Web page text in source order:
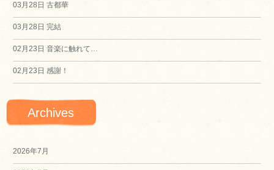
ン
03月28日 古都華
03月28日 完結
02月23日 音楽に触れて…
02月23日 感謝！
Archives
2026年7月